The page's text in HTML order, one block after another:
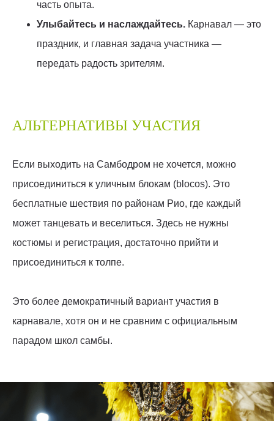
часть опыта.
Улыбайтесь и наслаждайтесь. Карнавал — это
праздник, и главная задача участника —
передать радость зрителям.
АЛЬТЕРНАТИВЫ УЧАСТИЯ
Если выходить на Самбодром не хочется, можно
присоединиться к уличным блокам (blocos). Это
бесплатные шествия по районам Рио, где каждый
может танцевать и веселиться. Здесь не нужны
костюмы и регистрация, достаточно прийти и
присоединиться к толпе.
Это более демократичный вариант участия в
карнавале, хотя он и не сравним с официальным
парадом школ самбы.